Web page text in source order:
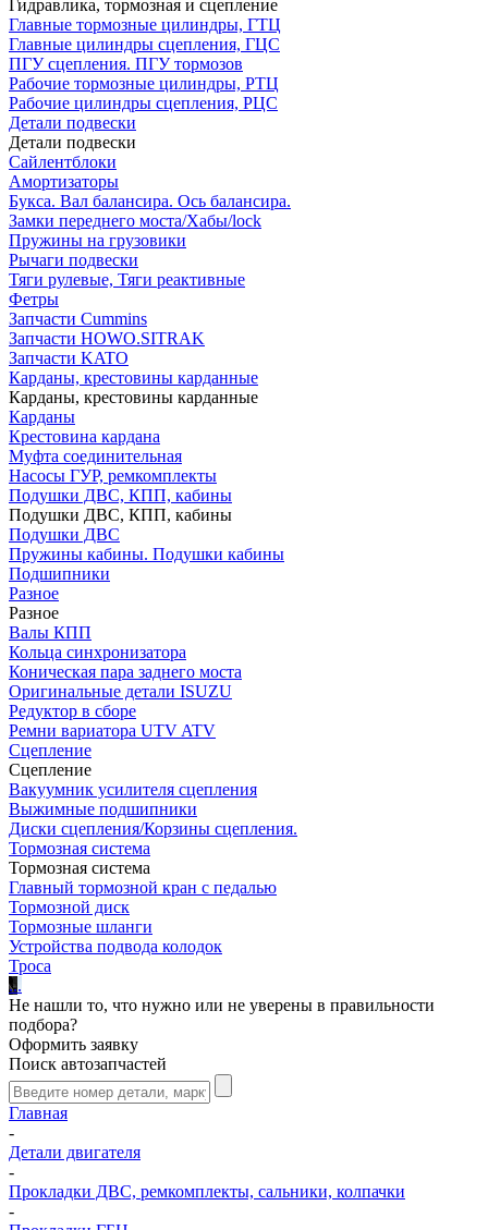
Гидравлика, тормозная и сцепление
Главные тормозные цилиндры, ГТЦ
Главные цилиндры сцепления, ГЦС
ПГУ сцепления. ПГУ тормозов
Рабочие тормозные цилиндры, РТЦ
Рабочие цилиндры сцепления, РЦС
Детали подвески
Детали подвески
Cайлентблоки
Амортизаторы
Букса. Вал балансира. Ось балансира.
Замки переднего моста/Хабы/lock
Пружины на грузовики
Рычаги подвески
Тяги рулевые, Тяги реактивные
Фетры
Запчасти Cummins
Запчасти HOWO.SITRAK
Запчасти KATO
Карданы, крестовины карданные
Карданы, крестовины карданные
Карданы
Крестовина кардана
Муфта соединительная
Насосы ГУР, ремкомплекты
Подушки ДВС, КПП, кабины
Подушки ДВС, КПП, кабины
Подушки ДВС
Пружины кабины. Подушки кабины
Подшипники
Разное
Разное
Валы КПП
Кольца синхронизатора
Коническая пара заднего моста
Оригинальные детали ISUZU
Редуктор в сборе
Ремни вариатора UTV ATV
Сцепление
Сцепление
Вакуумник усилителя сцепления
Выжимные подшипники
Диски сцепления/Корзины сцепления.
Тормозная система
Тормозная система
Главный тормозной кран с педалью
Тормозной диск
Тормозные шланги
Устройства подвода колодок
Троса
...
Не нашли то, что нужно или не уверены в правильности
подбора?
Оформить заявку
Поиск автозапчастей
Главная
-
Детали двигателя
-
Прокладки ДВС, ремкомплекты, сальники, колпачки
-